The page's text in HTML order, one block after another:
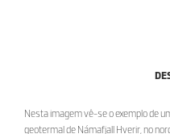
Nesta imagem vê-se o exemplo de
geotermal de Námafjall Hverir, no